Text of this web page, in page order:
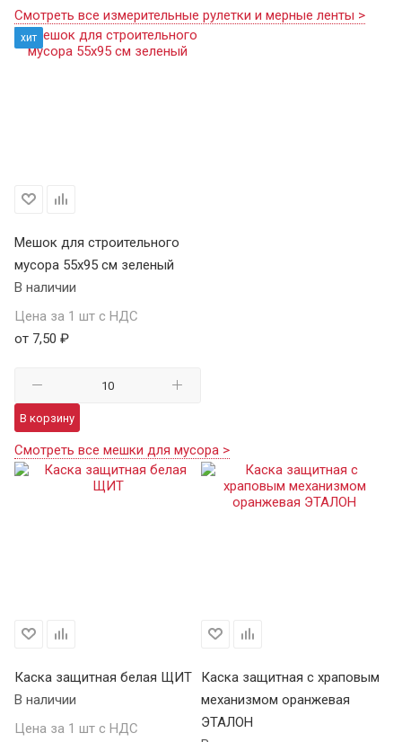
Смотреть все измерительные рулетки и мерные ленты >
хит
Мешок для строительного
мусора 55х95 см зеленый
В наличии
Цена за 1 шт с НДС
от 7,50 ₽
В корзину
Смотреть все мешки для мусора >
Каска защитная белая ЩИТ
В наличии
Цена за 1 шт с НДС
Каска защитная с храповым
механизмом оранжевая
ЭТАЛОН